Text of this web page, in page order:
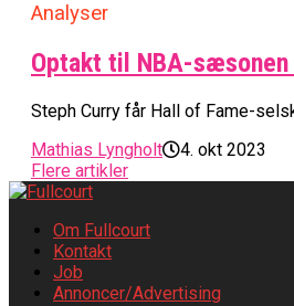
Analyser
Optakt til NBA-
Steph Curry får Hall of Fame-
Mathias Lyngholt
4. okt 2023
Flere artikler
Om Fullcourt
Kontakt
Job
Annoncer/Advertising